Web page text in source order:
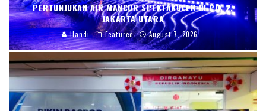
PERTUNJUKAN AIR MANCUR SPEKTAKULER DI PIK 2,
JAKARTA UTARA
Handi Featured August 7, 2026